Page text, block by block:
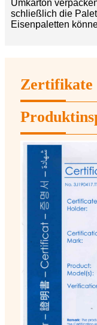
Umkarton
schließlich die
Eisenpaletten
Zertifikate